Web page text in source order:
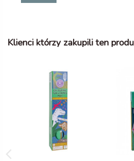
Klienci którzy zakupili ten